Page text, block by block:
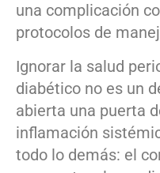
una complicación
protocolos de
Ignorar la salud
diabético no es un
abierta una puerta
inflamación
todo lo demás: el